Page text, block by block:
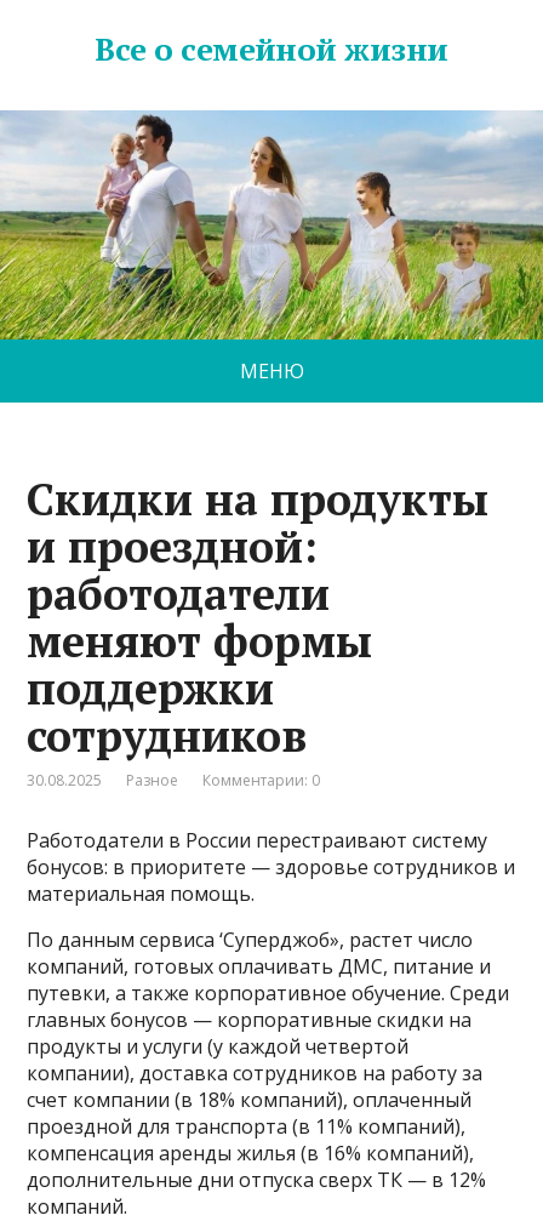
Все о семейной жизни
МЕНЮ
Скидки на продукты
и проездной:
работодатели
меняют формы
поддержки
сотрудников
30.08.2025 Разное Комментарии: 0
Работодатели в России перестраивают систему
бонусов: в приоритете — здоровье сотрудников и
материальная помощь.
По данным сервиса ‘Суперджоб», растет число
компаний, готовых оплачивать ДМС, питание и
путевки, а также корпоративное обучение. Среди
главных бонусов — корпоративные скидки на
продукты и услуги (у каждой четвертой
компании), доставка сотрудников на работу за
счет компании (в 18% компаний), оплаченный
проездной для транспорта (в 11% компаний),
компенсация аренды жилья (в 16% компаний),
дополнительные дни отпуска сверх ТК — в 12%
компаний.